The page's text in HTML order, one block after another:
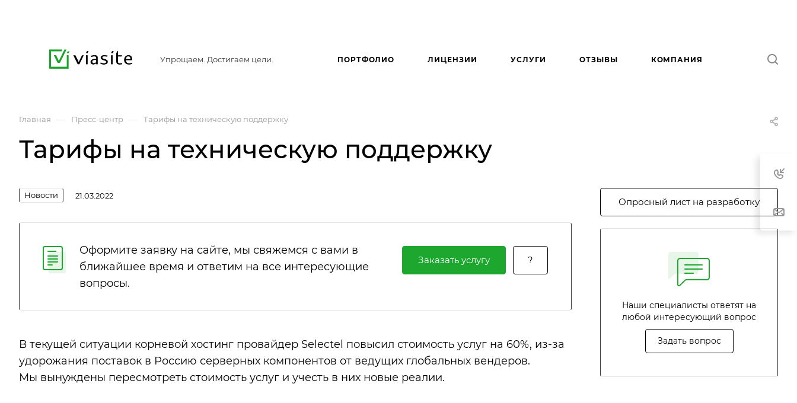
Упрощаем. Достигаем цели. ПОРТФОЛИО ЛИЦЕНЗИИ УСЛУГИ ОТЗЫВЫ КОМПАНИЯ
Главная — Пресс-центр — Тарифы на техническую поддержку
Тарифы на техническую поддержку
Новости 21.03.2022
Оформите заявку на сайте, мы свяжемся с вами в
ближайшее время и ответим на все интересующие
вопросы.
Заказать услугу ?
В текущей ситуации корневой хостинг провайдер Selectel повысил стоимость услуг на 60%, из-за
удорожания поставок в Россию серверных компонентов от ведущих глобальных вендеров.
Мы вынуждены пересмотреть стоимость услуг и учесть в них новые реалии.
Опросный лист на разработку
Наши специалисты ответят на
любой интересующий вопрос
Задать вопрос